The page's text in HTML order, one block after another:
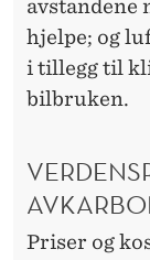
avstandene
hjelpe; og
i tillegg til
bilbruken.
Priser og